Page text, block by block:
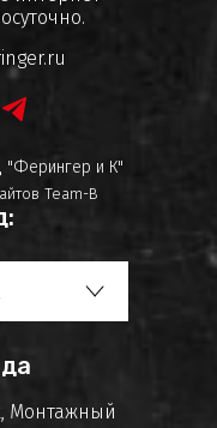
"Ферингер и К"
Team-B
Монтажный